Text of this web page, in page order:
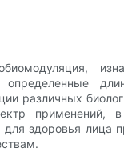
определенные
различных
здоровья лица